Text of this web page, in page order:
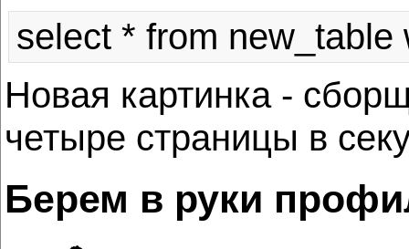
Новая картинка -
четыре страницы в
Берем в руки